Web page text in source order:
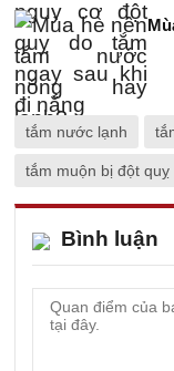
tắm nước lạnh
tắm muộn bị đột quỵ
Bình luận